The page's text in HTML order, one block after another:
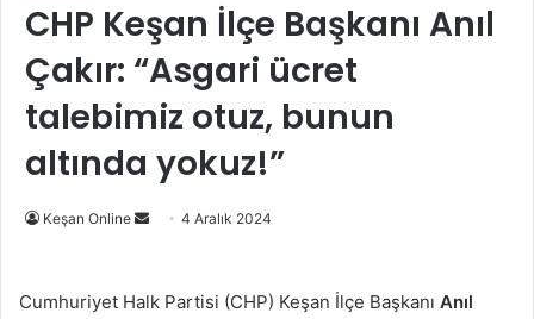
CHP Keşan İlçe Başkanı Anıl
Çakır: “Asgari ücret
talebimiz otuz, bunun
altında yokuz!”
Keşan Online
Bir
göndermek
4 Aralık 2024
Cumhuriyet Halk Partisi (CHP) Keşan İlçe Başkanı Anıl